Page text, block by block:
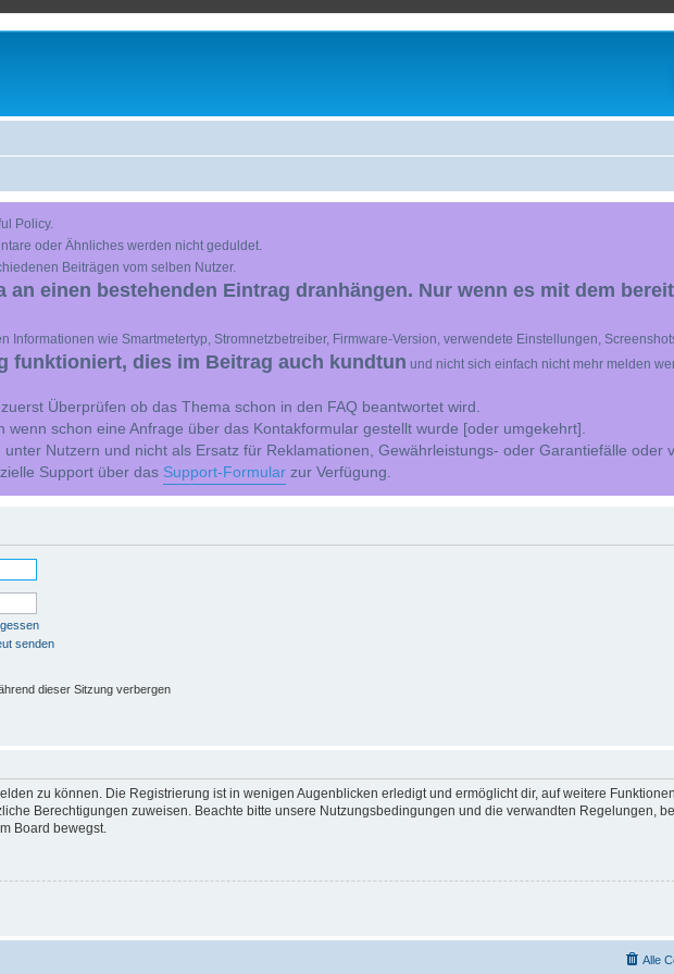
Policy.
oder Ähnliches werden nicht geduldet.
Beiträgen vom selben Nutzer.
an einen bestehenden Eintrag dranhängen. Nur wenn es mit dem
wie Smartmetertyp, Stromnetzbetreiber, Firmware-Version, verwendete Einstellungen,
funktioniert, dies im Beitrag auch kundtun und nicht sich einfach nicht mehr melden
Überprüfen ob das Thema schon in den FAQ beantwortet wird.
schon eine Anfrage über das Kontakformular gestellt wurde [oder umgekehrt].
Nutzern und nicht als Ersatz für Reklamationen, Gewährleistungs- oder Garantiefälle oder
Support über das Support-Formular zur Verfügung.
senden
dieser Sitzung verbergen
zu können. Die Registrierung ist in wenigen Augenblicken erledigt und ermöglicht dir, auf weitere
Berechtigungen zuweisen. Beachte bitte unsere Nutzungsbedingungen und die verwandten Regelungen,
Board bewegst.
Alle